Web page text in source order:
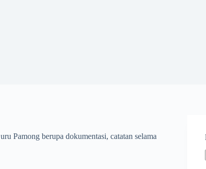
Pamong berupa dokumentasi, catatan selama